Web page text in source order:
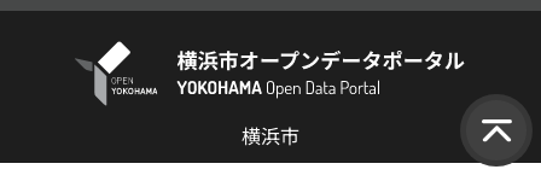
横浜市